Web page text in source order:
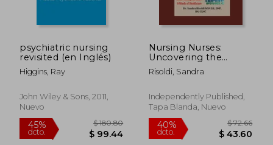
dcto. $ 23.09 dcto. $
psychiatric nursing
revisited (en Inglés)
Higgins, Ray
John Wiley & Sons, 2011,
Nuevo
Nursing Nurses:
Uncovering the
Critical Issues Facing
the Heart & Minds of
Inglés)
Risoldi, Sandra
Independently Published,
Tapa Blanda, Nuevo